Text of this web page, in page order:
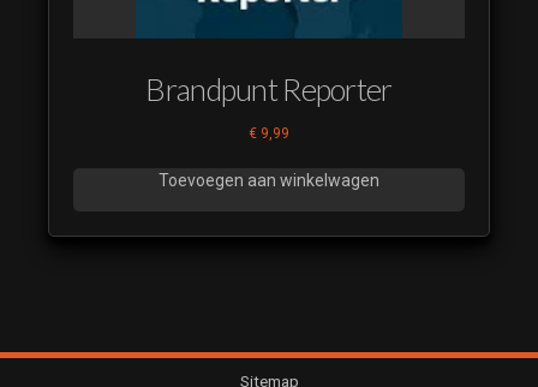
Brandpunt Reporter
€ 9,99
Toevoegen aan winkelwagen
Sitemap